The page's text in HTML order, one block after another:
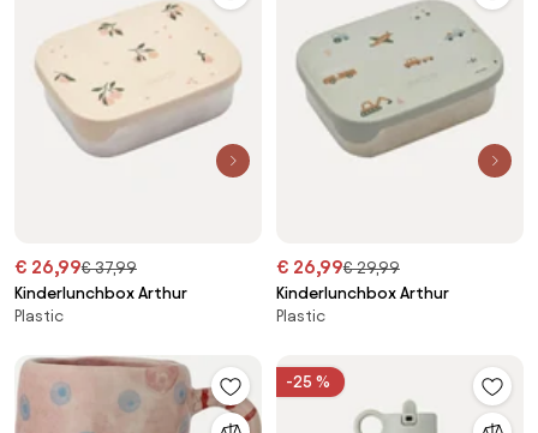
€ 26,99€ 37,99
Kinderlunchbox Arthur
Plastic
€ 26,99€ 29,99
Kinderlunchbox Arthur
Plastic
-25 %